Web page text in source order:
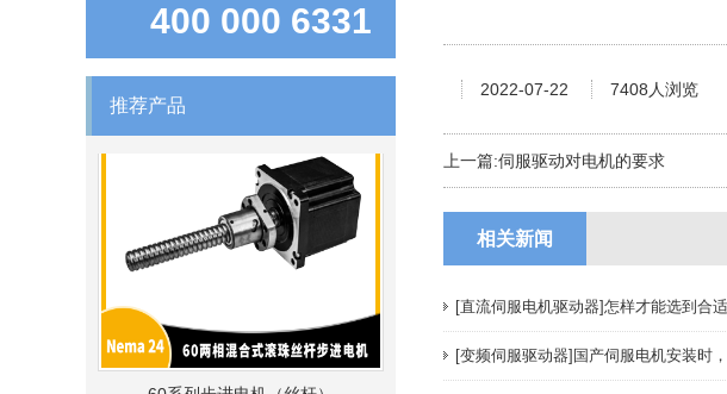
400 000 6331
推荐产品
60系列步进电机（丝杆）
2022-07-22 7408人浏览
上一篇:伺服驱动对电机的要求
相关新闻
[直流伺服电机驱动器]怎样才能选到合适的DD
[变频伺服驱动器]国产伺服电机安装时，这